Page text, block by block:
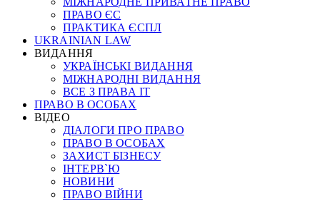
ПРАВО ЄС
ПРАКТИКА ЄСПЛ
UKRAINIAN LAW
ВИДАННЯ
УКРАЇНСЬКІ ВИДАННЯ
МІЖНАРОДНІ ВИДАННЯ
ВСЕ З ПРАВА ІТ
ПРАВО В ОСОБАХ
ВІДЕО
ДІАЛОГИ ПРО ПРАВО
ПРАВО В ОСОБАХ
ЗАХИСТ БІЗНЕСУ
ІНТЕРВ`Ю
НОВИНИ
ПРАВО ВІЙНИ